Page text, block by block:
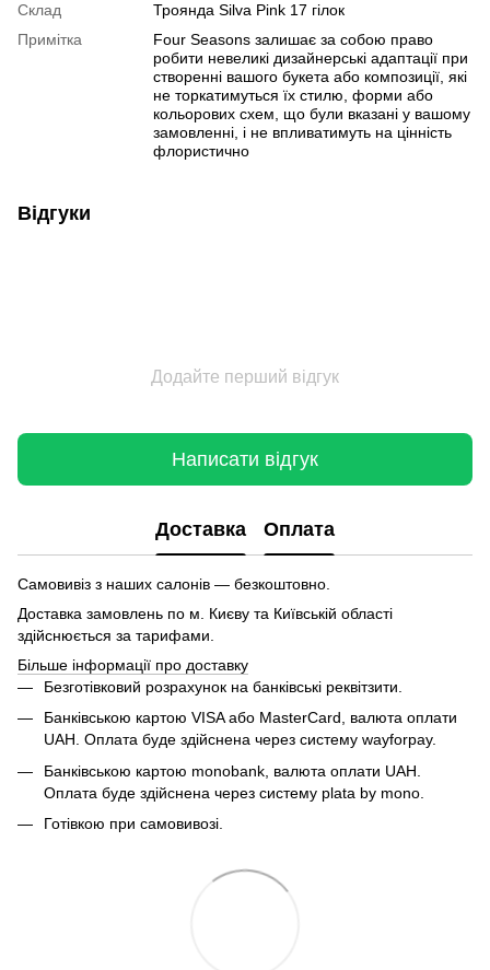
Склад
Троянда Silva Pink 17 гілок
Примітка
Four Seasons залишає за собою право
робити невеликі дизайнерські адаптації при
створенні вашого букета або композиції, які
не торкатимуться їх стилю, форми або
кольорових схем, що були вказані у вашому
замовленні, і не впливатимуть на цінність
флористично
Відгуки
Додайте перший відгук
Написати відгук
Доставка Оплата
Самовивіз з наших салонів — безкоштовно.
Доставка замовлень по м. Києву та Київській області
здійснюється за тарифами.
Більше інформації про доставку
Безготівковий розрахунок на банківські реквітзити.
Банківською картою VISA або MasterCard, валюта оплати
UAH. Оплата буде здійснена через систему wayforpay.
Банківською картою monobank, валюта оплати UAH.
Оплата буде здійснена через систему plata by mono.
Готівкою при самовивозі.